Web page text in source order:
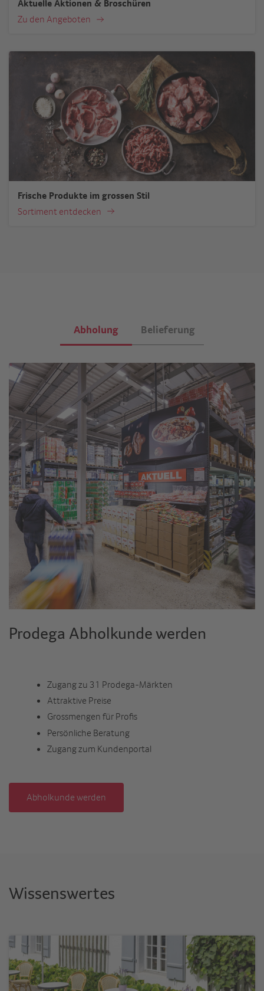
Aktuelle Aktionen & Broschüren
Zu den Angeboten
Frische Produkte im grossen Stil
Sortiment entdecken
Abholung Belieferung
Prodega Abholkunde werden
Zugang zu 31 Prodega-Märkten
Attraktive Preise
Grossmengen für Profis
Persönliche Beratung
Zugang zum Kundenportal
Abholkunde werden
Wissenswertes